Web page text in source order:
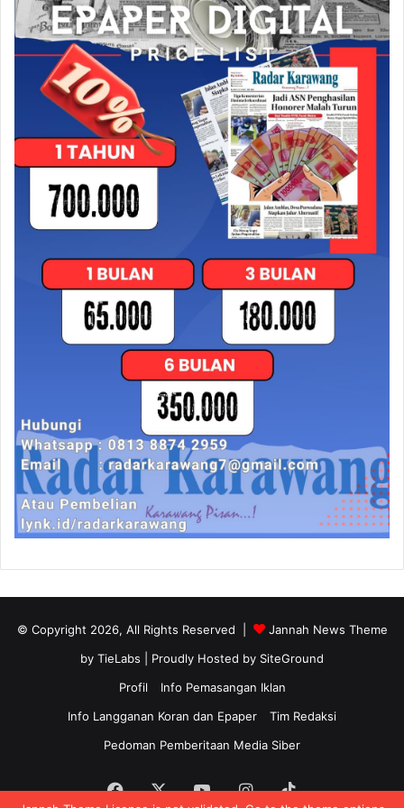
© Copyright 2026, All Rights Reserved |
Jannah News Theme
by TieLabs | Proudly Hosted by SiteGround
Profil
Info Pemasangan Iklan
Info Langganan Koran dan Epaper
Tim Redaksi
Pedoman Pemberitaan Media Siber
Facebook
X YouTubeInstagram
TikTok